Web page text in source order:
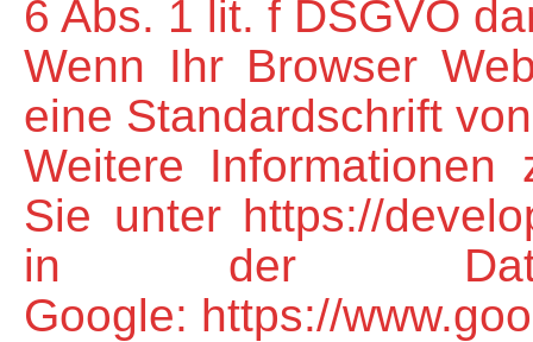
6 Abs. 1 lit. f DSGVO
Wenn Ihr Browser
eine Standardschrift
Weitere
Sie unter https://
in der
Google: https://